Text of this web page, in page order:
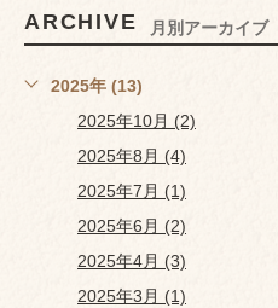
ARCHIVE 月別アーカイブ
2025年 (13)
2025年10月 (2)
2025年8月 (4)
2025年7月 (1)
2025年6月 (2)
2025年4月 (3)
2025年3月 (1)